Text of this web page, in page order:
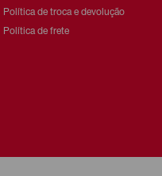
Política de troca e devolução
Política de frete